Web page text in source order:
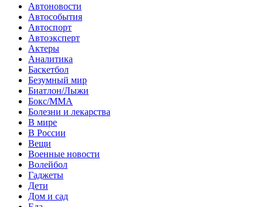
Автоновости
Автособытия
Автоспорт
Автоэксперт
Актеры
Аналитика
Баскетбол
Безумный мир
Биатлон/Лыжи
Бокс/MMA
Болезни и лекарства
В мире
В России
Вещи
Военные новости
Волейбол
Гаджеты
Дети
Дом и сад